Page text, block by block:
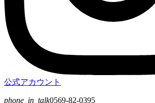
公式アカウント
phone_in_talk0569-82-0395